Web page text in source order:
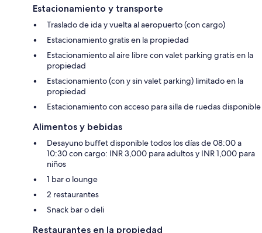
Estacionamiento y transporte
Traslado de ida y vuelta al aeropuerto (con cargo)
Estacionamiento gratis en la propiedad
Estacionamiento al aire libre con valet parking gratis en la
propiedad
Estacionamiento (con y sin valet parking) limitado en la
propiedad
Estacionamiento con acceso para silla de ruedas disponible
Alimentos y bebidas
Desayuno buffet disponible todos los días de 08:00 a
10:30 con cargo: INR 3,000 para adultos y INR 1,000 para
niños
1 bar o lounge
2 restaurantes
Snack bar o deli
Restaurantes en la propiedad